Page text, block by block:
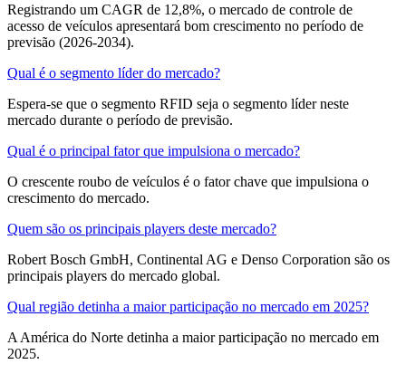
Registrando um CAGR de 12,8%, o mercado de controle de
acesso de veículos apresentará bom crescimento no período de
previsão (2026-2034).
Qual é o segmento líder do mercado?
Espera-se que o segmento RFID seja o segmento líder neste
mercado durante o período de previsão.
Qual é o principal fator que impulsiona o mercado?
O crescente roubo de veículos é o fator chave que impulsiona o
crescimento do mercado.
Quem são os principais players deste mercado?
Robert Bosch GmbH, Continental AG e Denso Corporation são os
principais players do mercado global.
Qual região detinha a maior participação no mercado em 2025?
A América do Norte detinha a maior participação no mercado em
2025.